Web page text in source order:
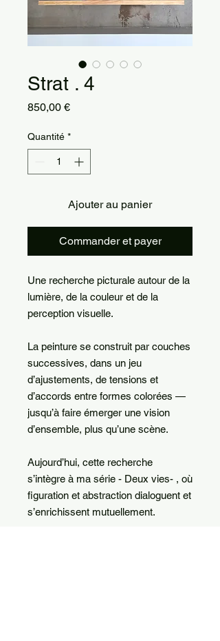
Strat . 4
850,00 €Prix
Quantité *
Ajouter au panier
Commander et payer
Une recherche picturale autour de la
lumière, de la couleur et de la
perception visuelle.
La peinture se construit par couches
successives, dans un jeu
d’ajustements, de tensions et
d’accords entre formes colorées —
jusqu’à faire émerger une vision
d’ensemble, plus qu’une scène.
Aujourd’hui, cette recherche
s’intègre à ma série - Deux vies- , où
figuration et abstraction dialoguent et
s’enrichissent mutuellement.